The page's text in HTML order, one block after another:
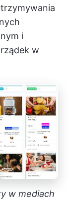
i
w
w mediach